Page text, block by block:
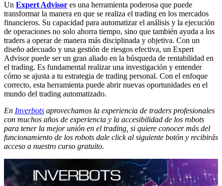
Un Expert Advisor es una herramienta poderosa que puede
transformar la manera en que se realiza el trading en los mercados
financieros. Su capacidad para automatizar el análisis y la ejecución
de operaciones no solo ahorra tiempo, sino que también ayuda a los
traders a operar de manera más disciplinada y objetiva. Con un
diseño adecuado y una gestión de riesgos efectiva, un Expert
Advisor puede ser un gran aliado en la búsqueda de rentabilidad en
el trading. Es fundamental realizar una investigación y entender
cómo se ajusta a tu estrategia de trading personal. Con el enfoque
correcto, esta herramienta puede abrir nuevas oportunidades en el
mundo del trading automatizado.
En Inverbots aprovechamos la experiencia de traders profesionales
con muchos años de experiencia y la accesibilidad de los robots
para tener la mejor unión en el trading, si quiere conocer más del
funcionamiento de los robots dale click al siguiente botón y recibirás
acceso a nuestro curso gratuito.